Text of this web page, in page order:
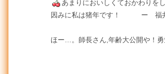
あまりにおいしくておかわりを
因みに私は猪年です！ ー 福
ほー…。師長さん,年齢大公開や！